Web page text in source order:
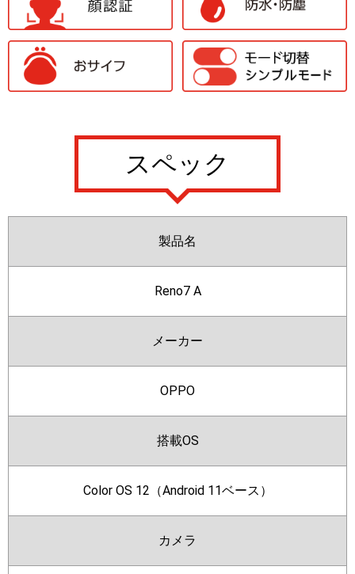
スペック
製品名
Reno7 A
メーカー
OPPO
搭載OS
Color OS 12（Android 11ベース）
カメラ